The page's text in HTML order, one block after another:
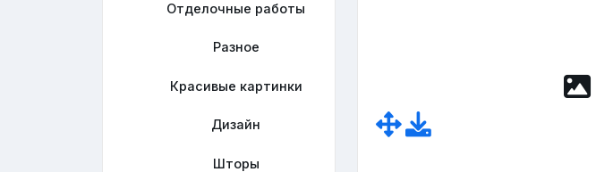
Отделочные работы
Разное
Красивые картинки
Дизайн
Шторы